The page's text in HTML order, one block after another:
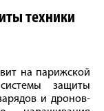
техники
на парижской
защиты
и дронов-